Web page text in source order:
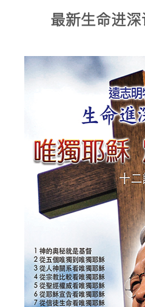
最新生命进